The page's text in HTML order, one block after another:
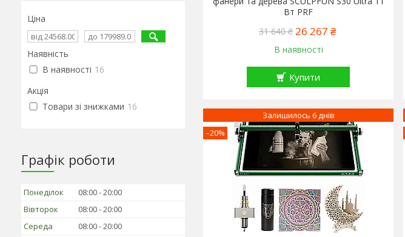
Вт PRF
31 640 ₴ 26 267 ₴
В наявності
Купити
–20%
Залишилось 6 днів
Ціна
Наявність
В наявності 16
Акція
Товари зі знижками 16
Графік роботи
Понеділок 08:00 20:00
Вівторок
08:00 20:00
Середа
08:00 20:00